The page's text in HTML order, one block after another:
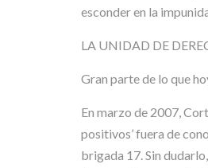
esconder en la
LA UNIDAD DE
Gran parte de lo que
En marzo de 2007,
positivos’ fuera de
brigada 17. Sin